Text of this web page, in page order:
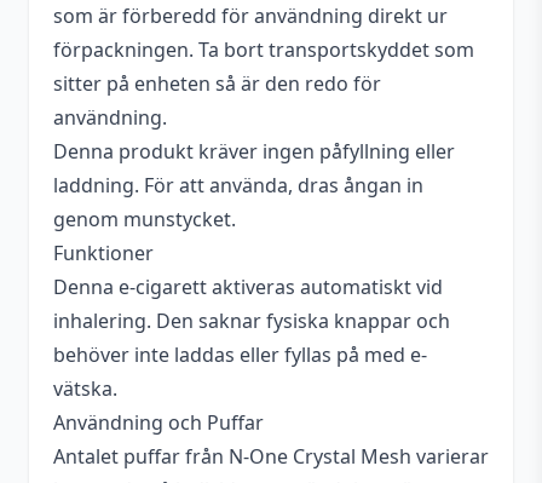
som är förberedd för användning direkt ur
förpackningen. Ta bort transportskyddet som
sitter på enheten så är den redo för
användning.
Denna produkt kräver ingen påfyllning eller
laddning. För att använda, dras ångan in
genom munstycket.
Funktioner
Denna e-cigarett aktiveras automatiskt vid
inhalering. Den saknar fysiska knappar och
behöver inte laddas eller fyllas på med e-
vätska.
Användning och Puffar
Antalet puffar från N-One Crystal Mesh varierar
Tillverkare
N One
Typ
Vätskekapacitet 2 ml
Beskrivande
Syrlig
Smakprofil
Motstånd (ohm)
1,2 ohm MESH